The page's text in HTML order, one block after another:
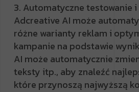
3. Automatyczne testowanie
Adcreative AI może
różne warianty reklam i
kampanie na podstawie
AI może automatycznie
teksty itp., aby znaleźć
które przynoszą najwyższą